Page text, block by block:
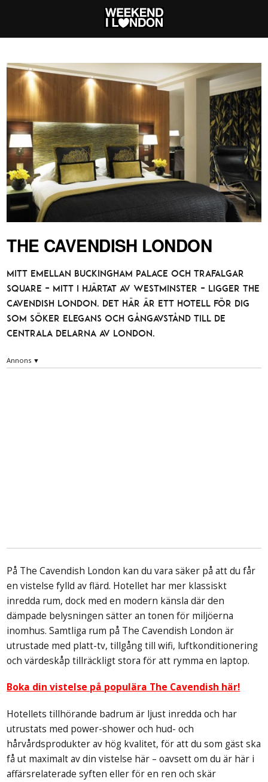
THE CAVENDISH LONDON
Mitt emellan Buckingham Palace och Trafalgar
Square – mitt i hjärtat av Westminster – ligger The
Cavendish London. Det här är ett hotell för dig
som söker elegans och gångavstånd till de
centrala delarna av London.
Annons ▼
På The Cavendish London kan du vara säker på att du får
en vistelse fylld av flärd. Hotellet har mer klassiskt
inredda rum, dock med en modern känsla där den
dämpade belysningen sätter an tonen för miljöerna
inomhus. Samtliga rum på The Cavendish London är
utrustade med platt-tv, tillgång till wifi, luftkonditionering
och värdeskåp tillräckligt stora för att rymma en laptop.
Boka din vistelse på populära The Cavendish här!
Hotellets tillhörande badrum är ljust inredda och har
utrustats med power-shower och hud- och
hårvårdsprodukter av hög kvalitet, för att du som gäst ska
få ut maximalt av din vistelse här – oavsett om du är här i
affärsrelaterade syften eller för en ren och skär